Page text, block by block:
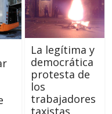
La legítima y
democrática
protesta de
los
trabajadores
taxistas